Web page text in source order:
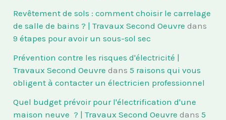
Revêtement de sols : comment choisir le carrelage
de salle de bains ? | Travaux Second Oeuvre dans
9 étapes pour avoir un sous-sol sec
Prévention contre les risques d'électricité |
Travaux Second Oeuvre dans5 raisons qui vous
obligent à contacter un électricien professionnel
Quel budget prévoir pour l'électrification d'une
maison neuve ? | Travaux Second Oeuvre dans5